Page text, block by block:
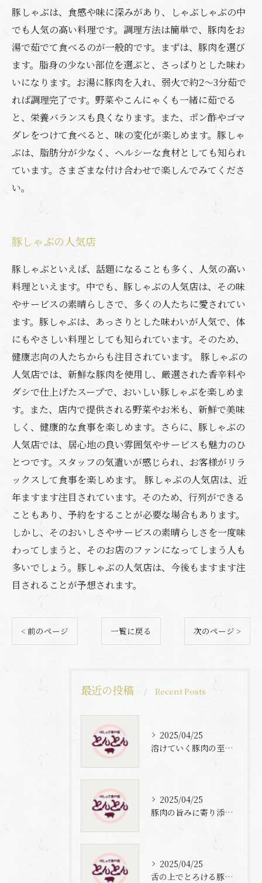
豚しゃぶは、食感や味に深みがあり、しゃぶしゃぶの中
でも人気の高い料理です。調理方法は簡単で、豚肉をお
湯で茹でて食べるのが一般的です。まずは、豚肉を選び
ます。脂身の少ない部位を選ぶと、さっぱりとした味わ
いになります。お湯に豚肉を入れ、弱火で約2〜3分茹で
れば調理完了です。野菜やこんにゃくも一緒に茹でる
と、栄養バランスも良くなります。また、ポン酢やゴマ
ダレをつけて食べると、味の変化が楽しめます。豚しゃ
ぶは、脂肪分が少なく、ヘルシーな食材としても知られ
ています。さまざまな付け合わせで楽しんでみてくださ
い。
豚しゃぶの人気店
豚しゃぶといえば、話題になることも多く、人気の高い
料理といえます。中でも、豚しゃぶの人気店は、その味
やサービスの素晴らしさで、多くの人たちに愛されてい
ます。豚しゃぶは、あっさりとした味わいが人気で、体
にもやさしい料理としても知られています。そのため、
健康志向の人たちからも注目されています。 豚しゃぶの
人気店では、新鮮な豚肉を使用し、厳選された香辛料や
ダシで仕上げたスープで、おいしい豚しゃぶを楽しめま
す。また、店内で提供される野菜やお米も、新鮮で美味
しく、健康的な食事を楽しめます。さらに、豚しゃぶの
人気店では、居心地の良い雰囲気やサービスも魅力のひ
とつです。スタッフの気遣いが感じられ、お客様がリラ
ックスして食事を楽しめます。 豚しゃぶの人気店は、近
年ますます注目されています。そのため、行列ができる
こともあり、予約をすることが必要な場合もあります。
しかし、そのおいしさやサービスの素晴らしさを一度味
わってしまうと、そのお店のファンになってしまう人も
多いでしょう。豚しゃぶの人気店は、今後もますます注
目されることが予想されます。
< 前のページ 一覧に戻る 次のページ >
最近の投稿 Recent Posts
2025/04/25
溶けていく豚肉の至福体験
2025/04/25
豚肉の旨みに寄り添う自家製梅出汁の魅力
2025/04/25
舌の上でとろける豚肉と自家製梅出汁の魅力